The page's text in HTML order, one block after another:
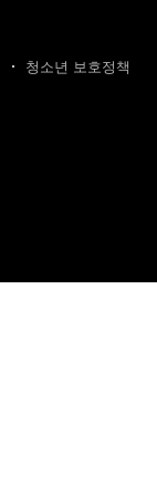
청소년 보호정책